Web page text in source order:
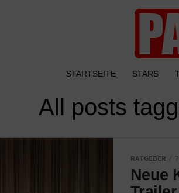
STARTSEITE STARS
All posts
RATGEBER
Neue